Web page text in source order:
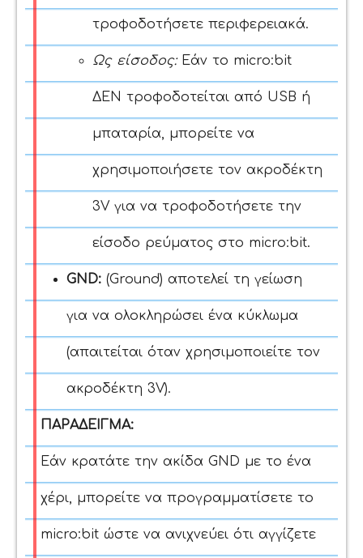
τροφοδοτήσετε περιφερειακά.
Ως είσοδος: Εάν το micro:bit
ΔΕΝ τροφοδοτείται από USB ή
μπαταρία, μπορείτε να
χρησιμοποιήσετε τον ακροδέκτη
3V για να τροφοδοτήσετε την
είσοδο ρεύματος στο micro:bit.
GND: (Ground) αποτελεί τη γείωση
για να ολοκληρώσει ένα κύκλωμα
(απαιτείται όταν χρησιμοποιείτε τον
ακροδέκτη 3V).
ΠΑΡΑΔΕΙΓΜΑ:
Εάν κρατάτε την ακίδα GND με το ένα
χέρι, μπορείτε να προγραμματίσετε το
micro:bit ώστε να ανιχνεύει ότι αγγίζετε